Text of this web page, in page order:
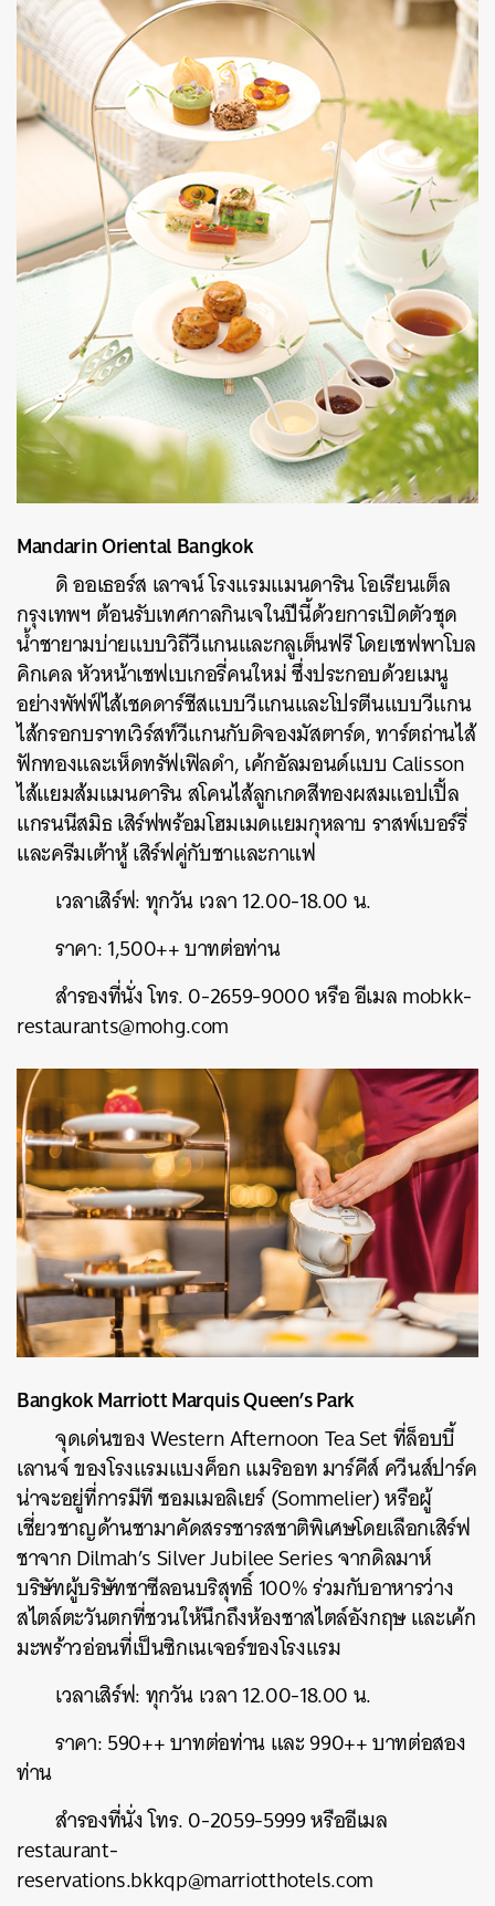
Mandarin Oriental Bangkok
ดิ ออเธอร์ส เลาจน์ โรงแรมแมนดาริน โอเรียนเต็ล
กรุงเทพฯ ต้อนรับเทศกาลกินเจในปีนี้ด้วยการเปิดตัวชุด
น้ำชายามบ่ายแบบวิถีวีแกนและกลูเต็นฟรี โดยเชฟพาโบล
คิกเคล หัวหน้าเชฟเบเกอรี่คนใหม่ ซึ่งประกอบด้วยเมนู
อย่างพัฟฟ์ไส้เชดดาร์ชีสแบบวีแกนและโปรตีนแบบวีแกน
ไส้กรอกบราทเวิร์สท์วีแกนกับดิจองมัสตาร์ด, ทาร์ตถ่านไส้
ฟักทองและเห็ดทรัฟเฟิลดำ, เค้กอัลมอนด์แบบ Calisson
ไส้แยมส้มแมนดาริน สโคนไส้ลูกเกดสีทองผสมแอปเปิ้ล
แกรนนีสมิธ เสิร์ฟพร้อมโฮมเมดแยมกุหลาบ ราสพ์เบอร์รี่
และครีมเต้าหู้ เสิร์ฟคู่กับชาและกาแฟ
เวลาเสิร์ฟ: ทุกวัน เวลา 12.00-18.00 น.
ราคา: 1,500++ บาทต่อท่าน
สำรองที่นั่ง โทร. 0-2659-9000 หรือ อีเมล mobkk-
restaurants@mohg.com
Bangkok Marriott Marquis Queen’s Park
จุดเด่นของ Western Afternoon Tea Set ที่ล็อบบี้
เลานจ์ ของโรงแรมแบงค็อก แมริออท มาร์คีส์ ควีนส์ปาร์ค
น่าจะอยู่ที่การมีที ซอมเมอลิเยร์ (Sommelier) หรือผู้
เชี่ยวชาญด้านชามาคัดสรรชารสชาติพิเศษโดยเลือกเสิร์ฟ
ชาจาก Dilmah’s Silver Jubilee Series จากดิลมาห์
บริษัทผู้บริษัทชาซีลอนบริสุทธิ์ 100% ร่วมกับอาหารว่าง
สไตล์ตะวันตกที่ชวนให้นึกถึงห้องชาสไตล์อังกฤษ และเค้ก
มะพร้าวอ่อนที่เป็นซิกเนเจอร์ของโรงแรม
เวลาเสิร์ฟ: ทุกวัน เวลา 12.00-18.00 น.
ราคา: 590++ บาทต่อท่าน และ 990++ บาทต่อสอง
ท่าน
สำรองที่นั่ง โทร. 0-2059-5999 หรืออีเมล
restaurant-
reservations.bkkqp@marriotthotels.com